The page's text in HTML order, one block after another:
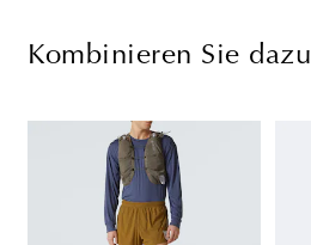
Kombinieren Sie dazu